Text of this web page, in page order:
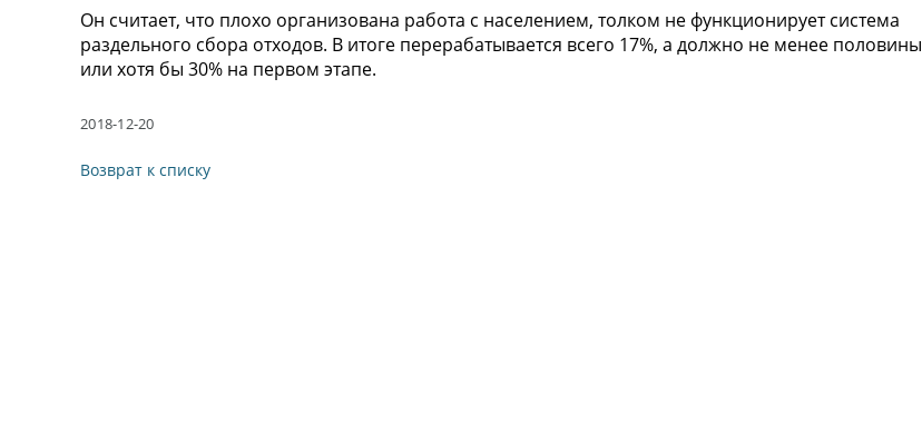
Он считает, что плохо организована работа с населением, толком не функционирует система
раздельного сбора отходов. В итоге перерабатывается всего 17%, а должно не менее половины
или хотя бы 30% на первом этапе.
2018-12-20
Возврат к списку